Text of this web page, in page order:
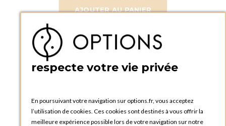
AJOUTER AU PANIER
respecte votre vie privée
En poursuivant votre navigation sur options.fr, vous acceptez
l’utilisation de cookies. Ces cookies sont destinés à vous offrir la
meilleure expérience possible lors de votre navigation sur notre